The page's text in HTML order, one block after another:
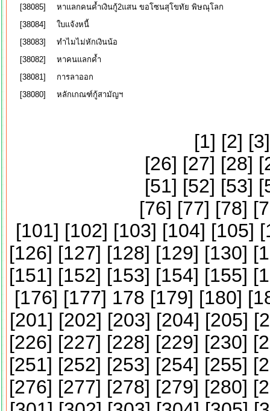
[38085]
หาแลกคนค้ำเงินกู้2แสน ขอโซนสุโขทัย พิษณุโลก
[38084]
ใบแจ้งหนี้
[38083]
ทำไมไม่หักเงินน้อ
[38082]
หาคนแลกค้ำ
[38081]
การลาออก
[38080]
หลักเกณฑ์กู้สามัญฯ
[1] [2] [3
[26] [27] [28] [
[51] [52] [53] [
[76] [77] [78] [
[101] [102] [103] [104] [105] [
[126] [127] [128] [129] [130] [
[151] [152] [153] [154] [155] [
[176] [177] 178 [179] [180] [
[201] [202] [203] [204] [205] [
[226] [227] [228] [229] [230] [
[251] [252] [253] [254] [255] [
[276] [277] [278] [279] [280] [